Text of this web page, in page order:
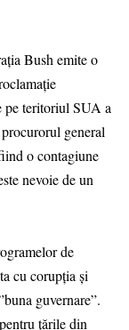
Bush emite o
pe teritoriul SUA a
general
o contagiune
nevoie de un
de
cu corupția și
guvernare”.
țările din